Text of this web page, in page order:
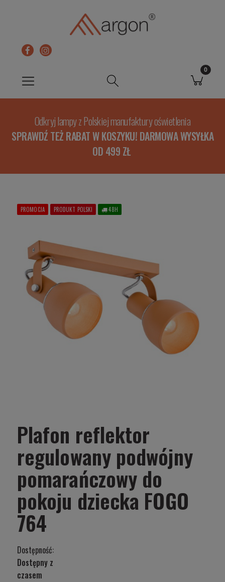
Odkryj lampy z Polskiej manufaktury oświetlenia
SPRAWDŹ TEŻ RABAT W KOSZYKU! DARMOWA WYSYŁKA
OD 499 ZŁ
PROMOCJA PRODUKT POLSKI 48H
Plafon reflektor
regulowany podwójny
pomarańczowy do
pokoju dziecka FOGO
764
Dostępność:
Dostępny z
czasem